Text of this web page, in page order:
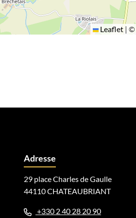
Leaflet | ©
Adresse
29 place Charles de Gaulle
44110 CHATEAUBRIANT
+330 2 40 28 20 90